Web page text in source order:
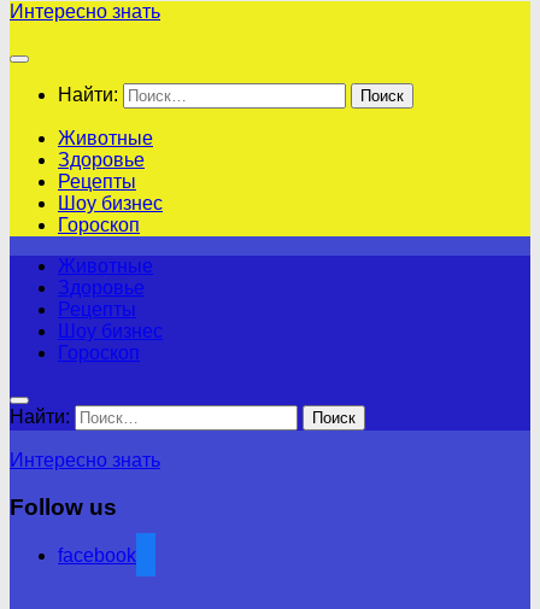
Интересно знать
Найти:
Животные
Здоровье
Рецепты
Шоу бизнес
Гороскоп
Животные
Здоровье
Рецепты
Шоу бизнес
Гороскоп
Найти:
Интересно знать
Follow us
facebook